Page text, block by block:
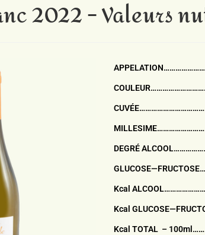
2022 – Valeurs
DEGRÉ
Kcal
Kcal
Kcal TOTAL –